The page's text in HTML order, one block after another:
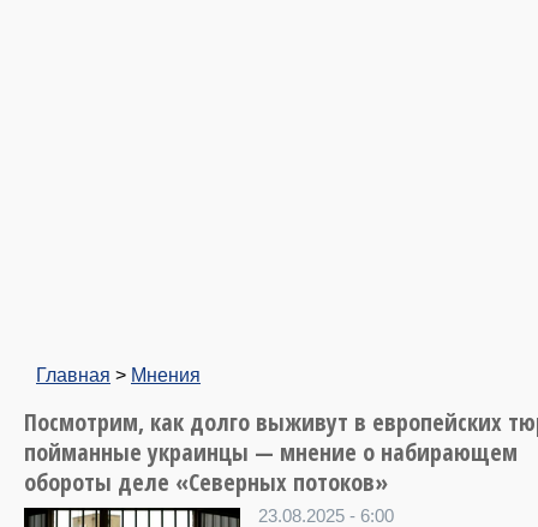
Главная > Мнения
Посмотрим, как долго выживут в европейских
пойманные украинцы — мнение о набирающем
обороты деле «Северных потоков»
23.08.2025 - 6:00